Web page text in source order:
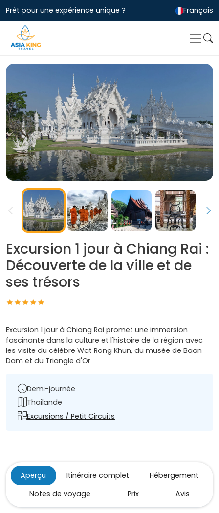
Prêt pour une expérience unique ? Français
Excursion 1 jour à Chiang Rai :
Découverte de la ville et de
ses trésors
Excursion 1 jour à Chiang Rai promet une immersion
fascinante dans la culture et l'histoire de la région avec
les visite du célèbre Wat Rong Khun, du musée de Baan
Dam et du Triangle d'Or
Demi-journée
Thailande
Excursions / Petit Circuits
Aperçu Itinéraire complet
Hébergement
Notes de voyage
Prix Avis